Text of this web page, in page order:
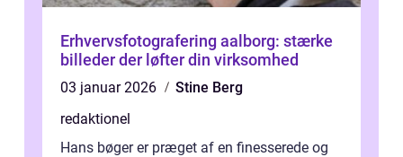
Erhvervsfotografering aalborg: stærke
billeder der løfter din virksomhed
03 januar 2026
Stine Berg
redaktionel
Hans bøger er præget af en finesserede og